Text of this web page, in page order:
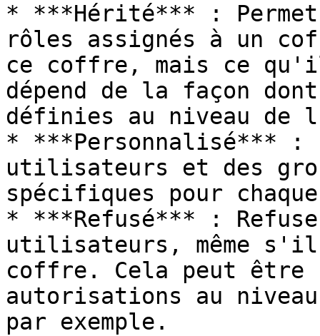
* ***Hérité*** :
rôles assignés à un
ce coffre, mais ce
dépend de la façon
définies au niveau
* ***Personnalisé*** :
utilisateurs et des
spécifiques pour
* ***Refusé*** :
utilisateurs, même
coffre. Cela peut
autorisations au
par exemple.